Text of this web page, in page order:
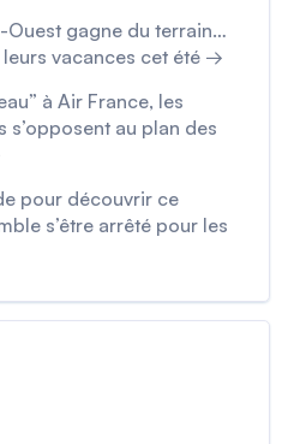
Ouest gagne du terrain…
vacances cet été →
à Air France, les
s’opposent au plan des
pour découvrir ce
s’être arrêté pour les